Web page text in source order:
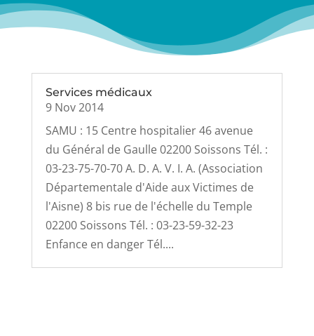
Services médicaux
9 Nov 2014
SAMU : 15 Centre hospitalier 46 avenue
du Général de Gaulle 02200 Soissons Tél. :
03-23-75-70-70 A. D. A. V. I. A. (Association
Départementale d'Aide aux Victimes de
l'Aisne) 8 bis rue de l'échelle du Temple
02200 Soissons Tél. : 03-23-59-32-23
Enfance en danger Tél....